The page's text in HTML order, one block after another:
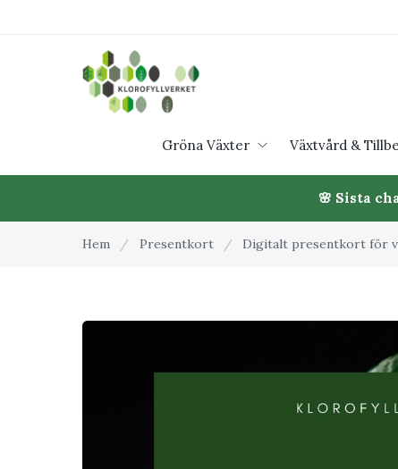
Gröna Växter Växtvård &
🌸 Sista
Hem / Presentkort / Digitalt presentkort för